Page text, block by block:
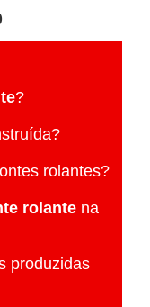
?
rolantes?
rolante na
produzidas